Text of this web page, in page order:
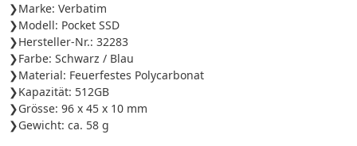
Marke: Verbatim
Modell: Pocket SSD
Hersteller-Nr.: 32283
Farbe: Schwarz / Blau
Material: Feuerfestes Polycarbonat
Kapazität: 512GB
Grösse: 96 x 45 x 10 mm
Gewicht: ca. 58 g